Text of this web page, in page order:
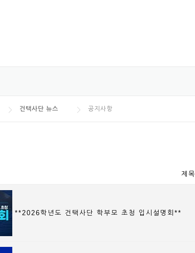
건택사단 뉴스 공지사항
제목
**2026학년도 건택사단 학부모 초청 입시설명회**